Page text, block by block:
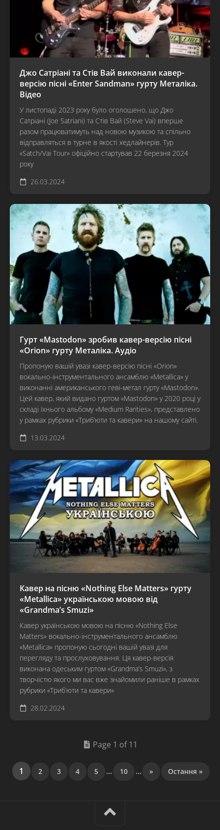
Джо Сатріані та Стів Вай виконали кавер-
версію пісні «Enter Sandman» гурту Металіка.
Відео
У листопаді 2023 року було оголошено, що Джо
Сатріані (Joe Satriani) та Стів Вай (Steve Vai) вперше
разом працюватимуть над новою музикою та спільно
відправляться в турне в якості хедлайнерів. Тур
«Satch/Vai Tour» офіційно стартував 22 березня 2024
року
26.03.2024
Гурт «Mastodon» зробив кавер-версію пісні
«Orion» гурту Металіка. Аудіо
Пропоную вашій увазі кавер-версію пісні «Orion»
вокально-інструментального ансамблю «Metallica» у
виконанні американського геві-метал гурту «Mastodon».
Цей кавер, який видано гуртом «Mastodon» у 2020 році у
складі їхнього альбому «Medium Rarities», представлено
у рамках рубрики «Триб’юти та кавери» на нашому сайті.
13.03.2024
Кавер на пісню «Nothing Else Matters» гурту
«Metallica» українською мовою від
«Grandma’s Smuzi»
Кавер українською мовою на пісню «Nothing Else
Matters» вокально-інструментального ансамблю
«Metallica» пропоную сьогодні вашій увазі для
перегляду та прослуховування. Ця кавер-версія
виконана одеським гуртом «Grandma’s Smuzi», з
творчістю якого ми вас вже знайомили раніше в рамках
рубрики «Триб’юти та кавери»
28.02.2024
Page 1 of 11
1 2 3 4 5 ... 10 ... » Остання »